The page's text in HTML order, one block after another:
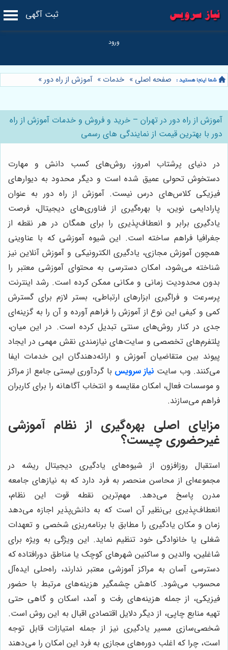
ثبت آگهی
صفحه اصلی » خدمات » آموزش از راه دور»
آموزش از راه دور در تهران – خرید و فروش و خدمات آموزش از راه
دور با بهترین قیمت از نمایندگی های رسمی
در دنیای پرشتاب امروز، روش‌های کسب دانش و مهارت
دستخوش تحولی عمیق شده است و دیگر محدود به دیوارهای
فیزیکی کلاس‌های درس نیست. آموزش از راه دور به عنوان
پارادایمی نوین، با بهره‌گیری از فناوری‌های دیجیتال، فرصت
یادگیری برابر و انعطاف‌پذیری را برای همگان در هر نقطه از
جغرافیا فراهم ساخته است. این شیوه آموزشی که با عناوینی
همچون آموزش مجازی، یادگیری الکترونیکی و آموزش آنلاین نیز
شناخته می‌شود، امکان دسترسی به محتوای آموزشی معتبر را
بدون محدودیت زمانی و مکانی ممکن کرده است. رشد اینترنت
پرسرعت و فراگیری ابزارهای ارتباطی، بستر لازم برای گسترش
کمی و کیفی این نوع از آموزش را فراهم آورده و آن را به گزینه‌ای
جدی در کنار روش‌های سنتی تبدیل کرده است. در این میان،
پلتفرم‌های تخصصی و سایت‌های نیازمندی نقش مهمی در ایجاد
پیوند بین متقاضیان آموزش و ارائه‌دهندگان این خدمات ایفا
می‌کنند. وب سایت نیاز سرویس با گردآوری لیستی جامع از مراکز
و موسسات فعال، امکان مقایسه و انتخاب آگاهانه را برای کاربران
فراهم می‌سازند.
مزایای اصلی بهره‌گیری از نظام آموزشی
غیرحضوری چیست؟
استقبال روزافزون از شیوه‌های یادگیری دیجیتال ریشه در
مجموعه‌ای از محاسن منحصر به فرد دارد که به نیازهای جامعه
مدرن پاسخ می‌دهد. مهم‌ترین نقطه قوت این نظام،
انعطاف‌پذیری بی‌نظیر آن است که به دانش‌پذیر اجازه می‌دهد
زمان و مکان یادگیری را مطابق با برنامه‌ریزی شخصی و تعهدات
شغلی یا خانوادگی خود تنظیم نماید. این ویژگی به ویژه برای
شاغلین، والدین و ساکنین شهرهای کوچک یا مناطق دورافتاده که
دسترسی آسان به مراکز آموزشی معتبر ندارند، راه‌حلی ایده‌آل
محسوب می‌شود. کاهش چشمگیر هزینه‌های مرتبط با حضور
فیزیکی، از جمله هزینه‌های رفت و آمد، اسکان و گاهی حتی
تهیه منابع چاپی، از دیگر دلایل اقتصادی اقبال به این روش است.
شخصی‌سازی مسیر یادگیری نیز از جمله امتیازات قابل توجه
است، چرا که اغلب دوره‌های مجازی به فرد این امکان را می‌دهند